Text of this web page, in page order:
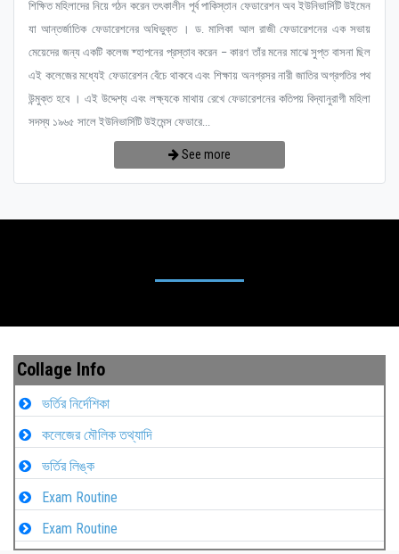
শিক্ষিত মহিলাদের নিয়ে গঠন করেন তৎকালীন পূর্ব পাকিস্তান ফেডারেশন অব ইউনিভার্সিটি উইমেন
যা আন্তর্জাতিক ফেডারেশনের অধিভুক্ত । ড. মালিকা আল রাজী ফেডারেশনের এক সভায়
মেয়েদের জন্য একটি কলেজ ষ্হাপনের প্রস্তাব করেন – কারণ তাঁর মনের মাঝে সুপ্ত বাসনা ছিল
এই কলেজের মধ্যেই ফেডারেশন বেঁচে থাকবে এবং শিক্ষায় অনগ্রসর নারী জাতির অগ্রগতির পথ
উন্মুক্ত হবে । এই উদ্দেশ্য এবং লক্ষ্যকে মাথায় রেখে ফেডারেশনের কতিপয় বিদ্যানুরাগী মহিলা
সদস্য ১৯৬৫ সালে ইউনিভার্সিটি উইমেন্স ফেডারে...
See more
Collage Info
ভর্তির নির্দেশিকা
কলেজের মৌলিক তথ্যাদি
ভর্তির লিঙ্ক
Exam Routine
Exam Routine